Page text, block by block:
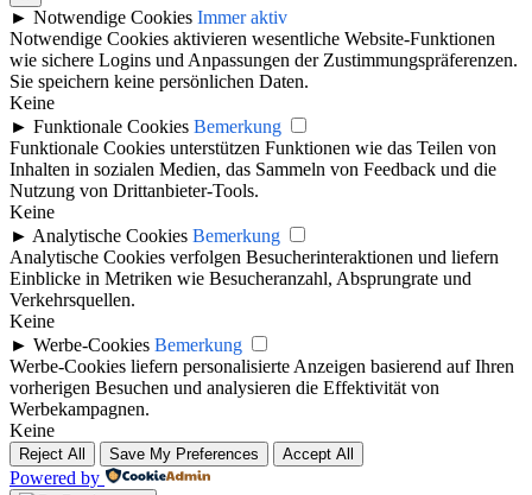
► Notwendige Cookies Immer aktiv
Notwendige Cookies aktivieren wesentliche Website-Funktionen
wie sichere Logins und Anpassungen der Zustimmungspräferenzen.
Sie speichern keine persönlichen Daten.
Keine
► Funktionale Cookies Bemerkung
Funktionale Cookies unterstützen Funktionen wie das Teilen von
Inhalten in sozialen Medien, das Sammeln von Feedback und die
Nutzung von Drittanbieter-Tools.
Keine
► Analytische Cookies Bemerkung
Analytische Cookies verfolgen Besucherinteraktionen und liefern
Einblicke in Metriken wie Besucheranzahl, Absprungrate und
Verkehrsquellen.
Keine
► Werbe-Cookies Bemerkung
Werbe-Cookies liefern personalisierte Anzeigen basierend auf Ihren
vorherigen Besuchen und analysieren die Effektivität von
Werbekampagnen.
Keine
Reject All Save My Preferences Accept All
Powered by